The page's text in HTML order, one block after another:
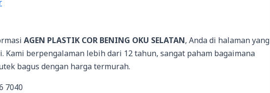
AGEN PLASTIK COR BENING OKU SELATAN, Anda di halaman yang
Kami berpengalaman lebih dari 12 tahun, sangat paham bagaimana
bagus dengan harga termurah.
7040